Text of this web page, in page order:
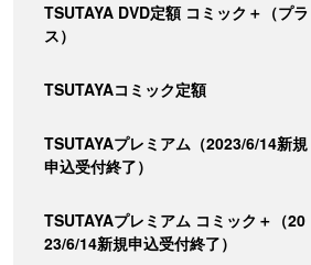
TSUTAYA DVD定額 コミック＋（プラ
ス）
TSUTAYAコミック定額
TSUTAYAプレミアム（2023/6/14新規
申込受付終了）
TSUTAYAプレミアム コミック＋（20
23/6/14新規申込受付終了）